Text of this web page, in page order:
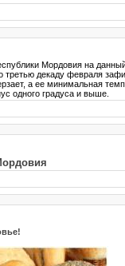
Мордовия на
третью декаду февраля
а ее минимальная
одного градуса и выше.